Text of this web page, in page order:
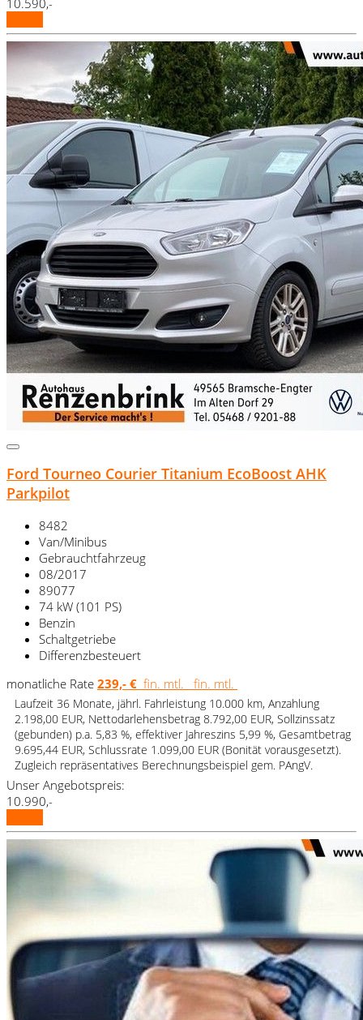
Ford Tourneo Courier Titanium EcoBoost AHK
Parkpilot
8482
Van/Minibus
Gebrauchtfahrzeug
08/2017
89077
74 kW (101 PS)
Benzin
Schaltgetriebe
Differenzbesteuert
monatliche Rate 239,- € fin. mtl. fin. mtl.
Laufzeit 36 Monate, jährl. Fahrleistung 10.000 km, Anzahlung
2.198,00 EUR, Nettodarlehensbetrag 8.792,00 EUR, Sollzinssatz
(gebunden) p.a. 5,83 %, effektiver Jahreszins 5,99 %, Gesamtbetrag
9.695,44 EUR, Schlussrate 1.099,00 EUR (Bonität vorausgesetzt).
Zugleich repräsentatives Berechnungsbeispiel gem. PAngV.
Unser Angebotspreis:
10.990,-